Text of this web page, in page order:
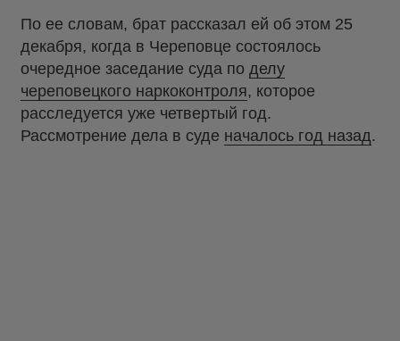
По ее словам, брат рассказал ей об этом 25
декабря, когда в Череповце состоялось
очередное заседание суда по делу
череповецкого наркоконтроля, которое
расследуется уже четвертый год.
Рассмотрение дела в суде началось год назад.